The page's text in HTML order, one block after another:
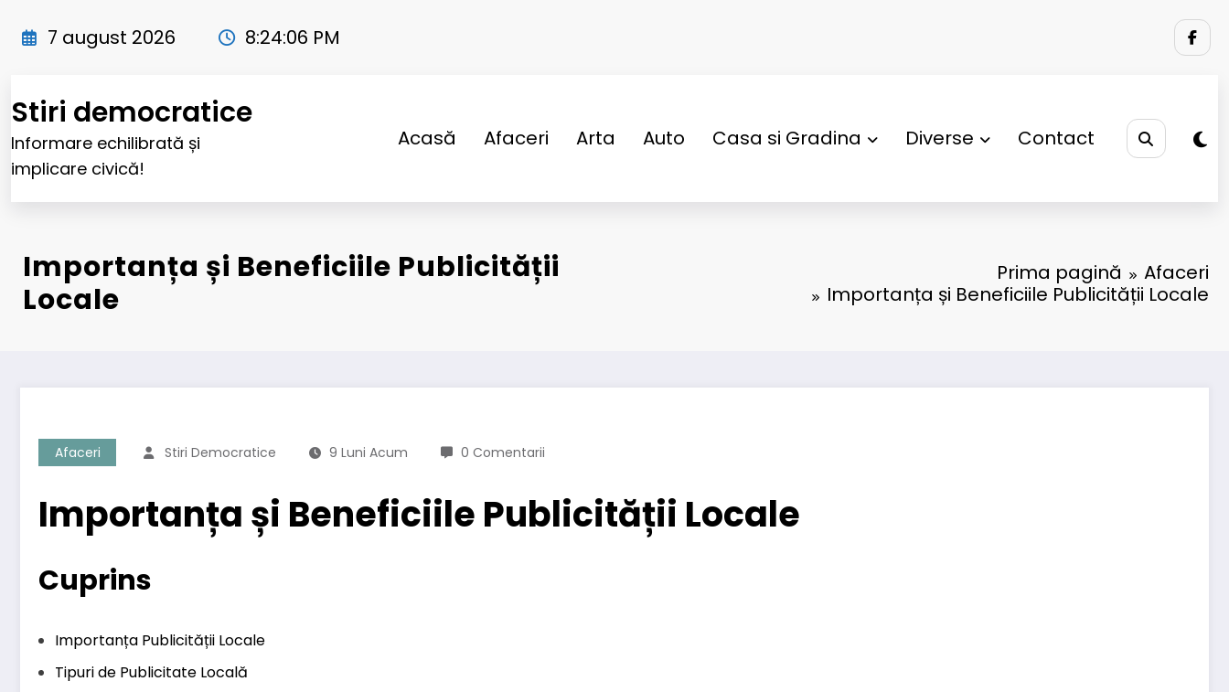
7 august 2026 8:24:07 PM
Stiri democratice
Informare echilibrată și
implicare civică!
Acasă Afaceri Arta Auto Casa si Gradina Diverse Contact
Importanța și Beneficiile Publicității
Locale
Prima pagină
Afaceri
Importanța și Beneficiile Publicității Locale
Afaceri Stiri Democratice 9 Luni Acum 0 Comentarii
Importanța și Beneficiile Publicității Locale
Cuprins
Importanța Publicității Locale
Tipuri de Publicitate Locală